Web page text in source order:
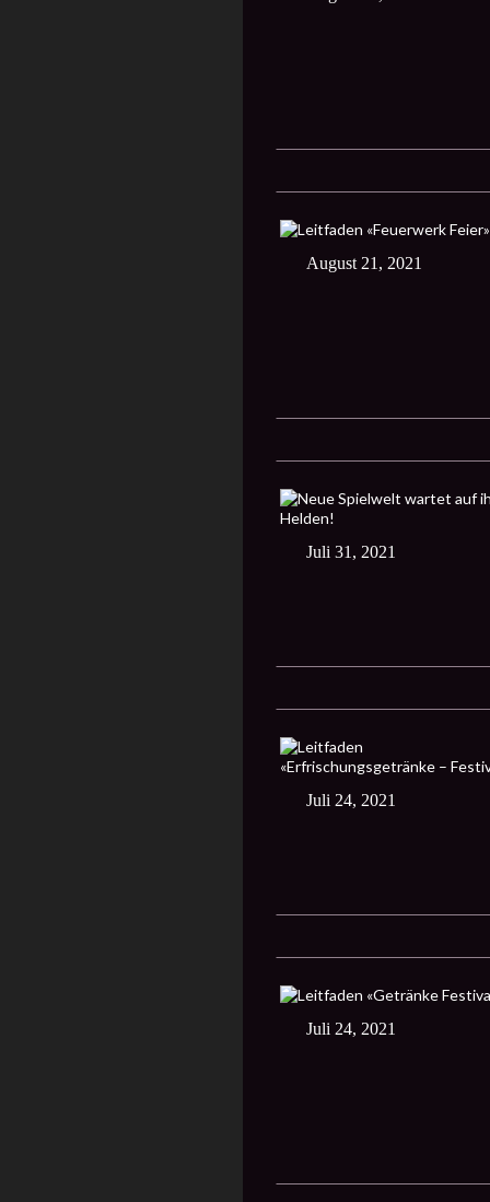
August 21, 2021
Juli 31, 2021
Juli 24, 2021
Juli 24, 2021